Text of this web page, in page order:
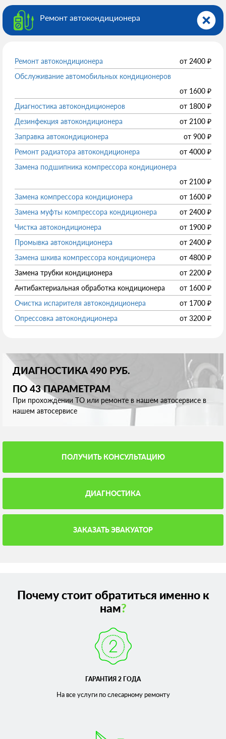
Ремонт автокондиционера
Ремонт автокондиционера от 2400 ₽
Обслуживание автомобильных кондиционеров
от 1600 ₽
Диагностика автокондиционеров
от 1800 ₽
Дезинфекция автокондиционера
от 2100 ₽
Заправка автокондиционера
от 900 ₽
Ремонт радиатора автокондиционера
от 4000 ₽
Замена подшипника компрессора кондиционера
от 2100 ₽
Замена компрессора кондиционера
от 1600 ₽
Замена муфты компрессора кондиционера
от 2400 ₽
Чистка автокондиционера
от 1900 ₽
Промывка автокондиционера
от 2400 ₽
Замена шкива компрессора кондиционера
от 4800 ₽
Замена трубки кондиционера
от 2200 ₽
Антибактериальная обработка кондиционера
от 1600 ₽
Очистка испарителя автокондиционера
от 1700 ₽
Опрессовка автокондиционера
от 3200 ₽
ДИАГНОСТИКА 490 РУБ.
ПО 43 ПАРАМЕТРАМ
При прохождении ТО или ремонте в нашем автосервисе в
нашем автосервисе
ПОЛУЧИТЬ КОНСУЛЬТАЦИЮ
ДИАГНОСТИКА
ЗАКАЗАТЬ ЭВАКУАТОР
Почему стоит обратиться именно к
нам?
ГАРАНТИЯ 2 ГОДА
На все услуги по слесарномуремонту